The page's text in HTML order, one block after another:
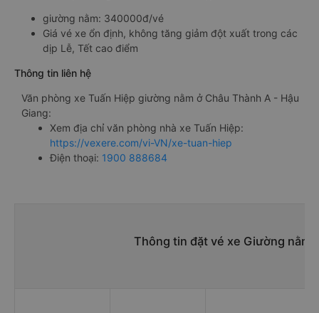
giường nằm: 340000đ/vé
Giá vé xe ổn định, không tăng giảm đột xuất trong các
dịp Lễ, Tết cao điểm
Thông tin liên hệ
Văn phòng xe Tuấn Hiệp giường nằm ở Châu Thành A - Hậu
Giang:
Xem địa chỉ văn phòng nhà xe Tuấn Hiệp:
https://vexere.com/vi-VN/xe-tuan-hiep
Điện thoại: 1900 888684
Thông tin đặt vé xe Giường nằm